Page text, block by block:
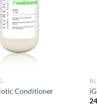
Conditioner